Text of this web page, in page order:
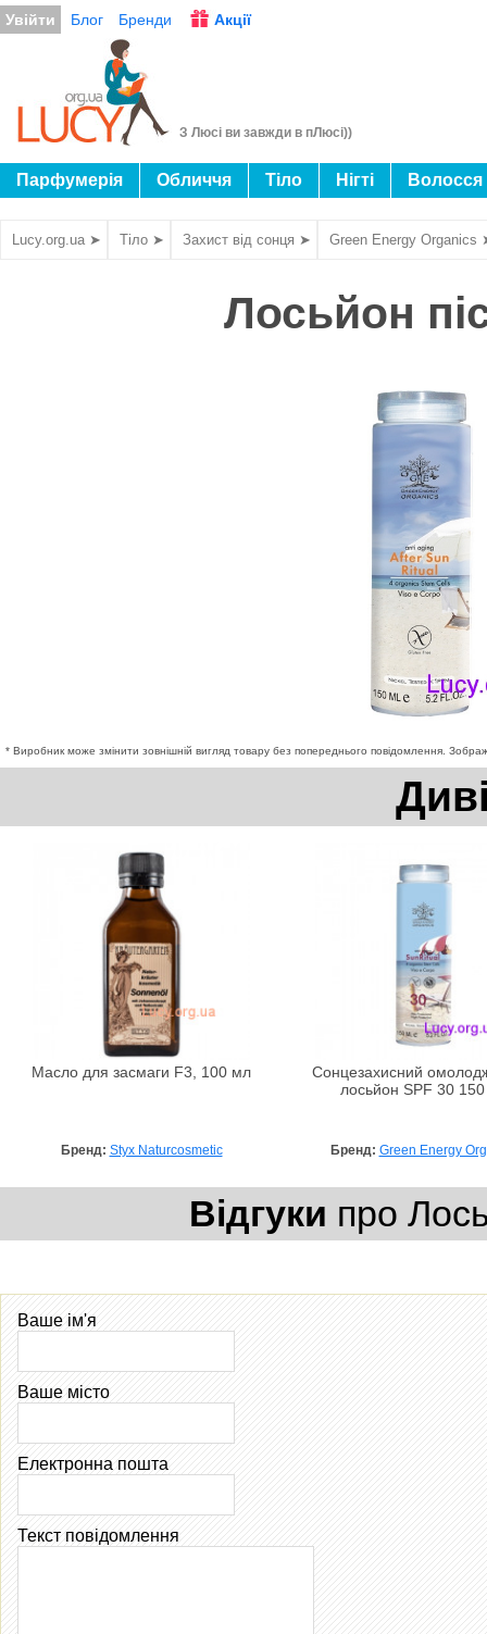
Увійти Блог Бренди Акції
З Люсі ви завжди в пЛюсі))
Парфумерія Обличчя Тіло Нігті Волосся
Lucy.org.ua ➤ Тіло ➤ Захист від сонця ➤ Green Energy Organics
Лосьйон
* Виробник може змінити зовнішній вигляд товару без попереднього повідомлення.
Масло для засмаги F3, 100 мл
Бренд: Styx Naturcosmetic
Сонцезахисний
лосьйон SPF 30
Бренд: Green Energy
Відгуки про
Ваше ім'я
Ваше місто
Електронна пошта
Текст повідомлення